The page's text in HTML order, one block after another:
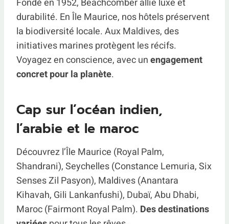
durabilité. En Île Maurice, nos hôtels préservent
la biodiversité locale. Aux Maldives, des
initiatives marines protègent les récifs.
Voyagez en conscience, avec unengagement
concret pour la planète.
Cap sur l’océan indien,
l’arabie et le maroc
Découvrez l’Île Maurice (Royal Palm,
Shandrani), Seychelles (Constance Lemuria, Six
Senses Zil Pasyon), Maldives (Anantara
Kihavah, Gili Lankanfushi), Dubaï, Abu Dhabi,
Maroc (Fairmont Royal Palm). Des destinations